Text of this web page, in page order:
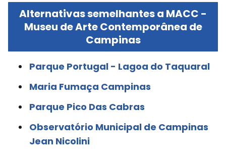
Alternativas semelhantes a MACC -
Museu de Arte Contemporânea de
Campinas
Parque Portugal - Lagoa do Taquaral
Maria Fumaça Campinas
Parque Pico Das Cabras
Observatório Municipal de Campinas
Jean Nicolini